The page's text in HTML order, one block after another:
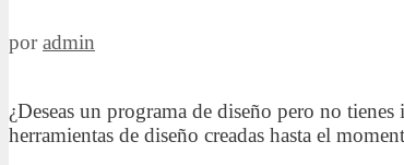
poradmin
¿Deseas un programa de diseño pero no
herramientas de diseño creadas hasta el